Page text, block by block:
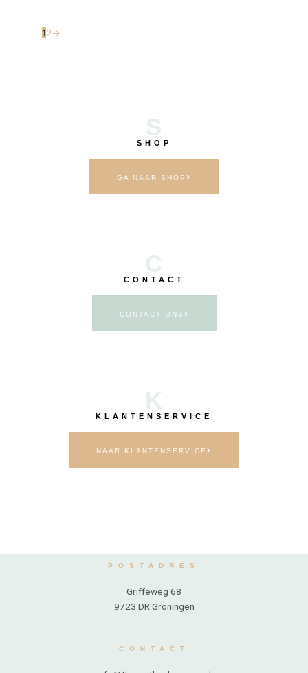
12→
S
SHOP
GA NAAR SHOP
C
CONTACT
CONTACT ONS
K
KLANTENSERVICE
NAAR KLANTENSERVICE
POSTADRES
Griffeweg 68
9723 DR Groningen
CONTACT